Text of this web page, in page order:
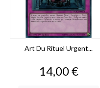
Art Du Rituel Urgent...
Prix
14,00 €